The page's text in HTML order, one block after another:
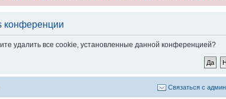
конференции
удалить все cookie, установленные данной конференцией?
Связаться с